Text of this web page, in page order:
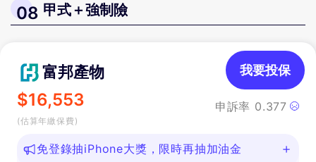
08 甲式＋強制險
富邦產物
$16,553
(估算年繳保費)
申訴率 0.377
我要投保
免登錄抽iPhone大獎，限時再抽加油金